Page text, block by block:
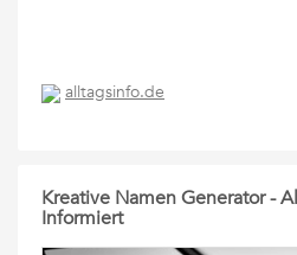
alltagsinfo.de
Kreative Namen Generator -
Informiert